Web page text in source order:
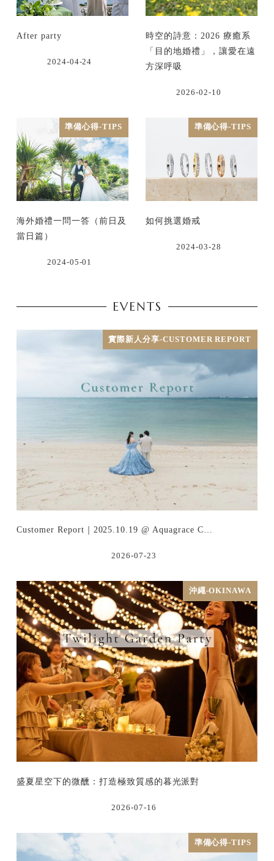
After party
2024-04-24
時空的詩意：2026 療癒系
「目的地婚禮」，讓愛在遠
方深呼吸
2026-02-10
準備心得-TIPS
海外婚禮一問一答（前日及
當日篇）
2024-05-01
準備心得-TIPS
如何挑選婚戒
2024-03-28
EVENTS
實際新人分享-CUSTOMER REPORT
Customer Report｜2025.10.19 @ Aquagrace C…
2026-07-23
沖繩-OKINAWA
盛夏星空下的微醺：打造極致質感的暮光派對
2026-07-16
準備心得-TIPS